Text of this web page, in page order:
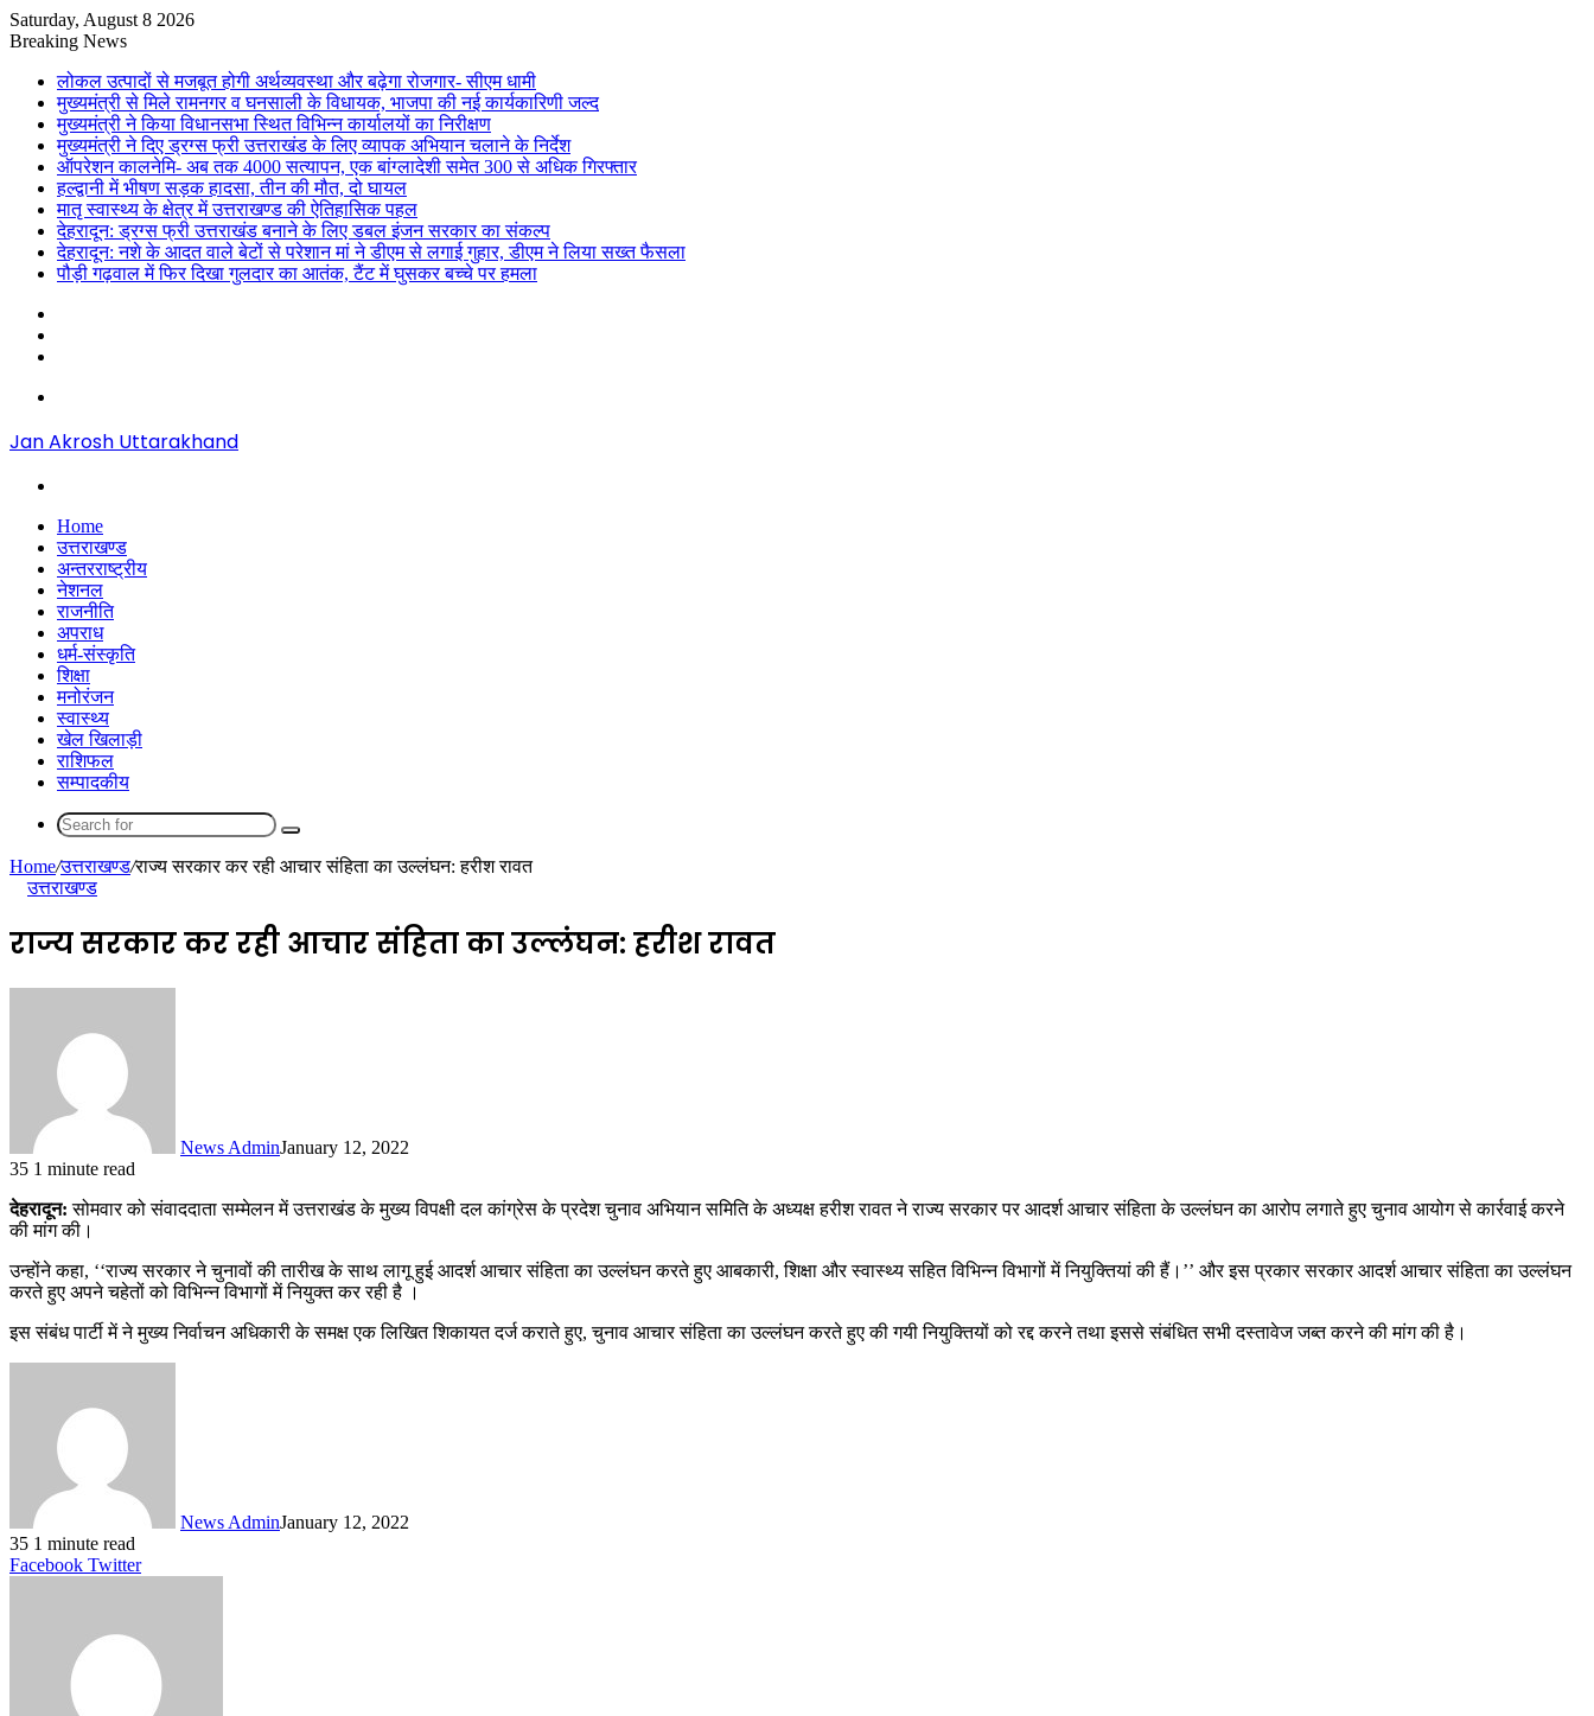
Saturday, August 8 2026
Breaking News
लोकल उत्पादों से मजबूत होगी अर्थव्यवस्था और बढ़ेगा रोजगार- सीएम धामी
मुख्यमंत्री से मिले रामनगर व घनसाली के विधायक, भाजपा की नई कार्यकारिणी जल्द
मुख्यमंत्री ने किया विधानसभा स्थित विभिन्न कार्यालयों का निरीक्षण
मुख्यमंत्री ने दिए ड्रग्स फ्री उत्तराखंड के लिए व्यापक अभियान चलाने के निर्देश
ऑपरेशन कालनेमि- अब तक 4000 सत्यापन, एक बांग्लादेशी समेत 300 से अधिक गिरफ्तार
हल्द्वानी में भीषण सड़क हादसा, तीन की मौत, दो घायल
मातृ स्वास्थ्य के क्षेत्र में उत्तराखण्ड की ऐतिहासिक पहल
देहरादून: ड्रग्स फ्री उत्तराखंड बनाने के लिए डबल इंजन सरकार का संकल्प
देहरादून: नशे के आदत वाले बेटों से परेशान मां ने डीएम से लगाई गुहार, डीएम ने लिया सख्त फैसला
पौड़ी गढ़वाल में फिर दिखा गुलदार का आतंक, टैंट में घुसकर बच्चे पर हमला
Jan Akrosh Uttarakhand
Home
उत्तराखण्ड
अन्तरराष्ट्रीय
नेशनल
राजनीति
अपराध
धर्म-संस्कृति
शिक्षा
मनोरंजन
स्वास्थ्य
खेल खिलाड़ी
राशिफल
सम्पादकीय
Search
Home/उत्तराखण्ड/राज्य सरकार कर रही आचार संहिता का उल्लंघन: हरीश रावत
उत्तराखण्ड
राज्य सरकार कर रही आचार संहिता का उल्लंघन: हरीश रावत
News AdminJanuary 12, 2022
35 1 minute read
देहरादून: सोमवार को संवाददाता सम्मेलन में उत्तराखंड के मुख्य विपक्षी दल कांग्रेस के प्रदेश चुनाव अभियान समिति के अध्यक्ष हरीश रावत ने राज्य सरकार पर आदर्श आचार संहिता के उल्लंघन का आरोप लगाते हुए चुनाव आयोग से कार्रवाई करने
की मांग की।
उन्होंने कहा, ‘‘राज्य सरकार ने चुनावों की तारीख के साथ लागू हुई आदर्श आचार संहिता का उल्लंघन करते हुए आबकारी, शिक्षा और स्वास्थ्य सहित विभिन्न विभागों में नियुक्तियां की हैं।’’ और इस प्रकार सरकार आदर्श आचार संहिता का उल्लंघन
करते हुए अपने चहेतों को विभिन्न विभागों में नियुक्त कर रही है ।
इस संबंध पार्टी में ने मुख्य निर्वाचन अधिकारी के समक्ष एक लिखित शिकायत दर्ज कराते हुए, चुनाव आचार संहिता का उल्लंघन करते हुए की गयी नियुक्तियों को रद्द करने तथा इससे संबंधित सभी दस्तावेज जब्त करने की मांग की है।
News AdminJanuary 12, 2022
35 1 minute read
Facebook TwitterLinkedIn
Tumblr
Pinterest
Reddit
VKontakte
Share
Print